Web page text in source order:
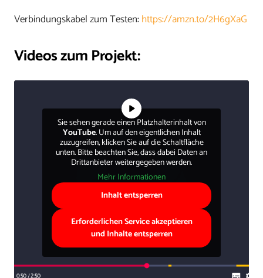
Verbindungskabel zum Testen:https://amzn.to/2H6gXaG
Videos zum Projekt:
Sie sehen gerade einen Platzhalterinhalt von
YouTube. Um auf den eigentlichen Inhalt
zuzugreifen, klicken Sie auf die Schaltfläche
unten. Bitte beachten Sie, dass dabei Daten an
Drittanbieter weitergegeben werden.
Mehr Informationen
Inhalt entsperren
Erforderlichen Service akzeptieren
und Inhalte entsperren